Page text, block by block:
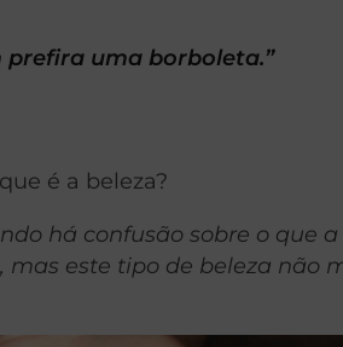
prefira uma borboleta.”
é a beleza?
há confusão sobre o que
este tipo de beleza não